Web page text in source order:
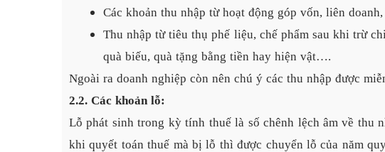
Các khoản thu nhập từ hoạt động góp vốn, liên
Thu nhập từ tiêu thụ phế liệu, chế phẩm sau khi trừ
quà biếu, quà tặng bằng tiền hay hiện vật….
Ngoài ra doanh nghiệp còn nên chú ý các thu nhập được
2.2. Các khoản lỗ:
Lỗ phát sinh trong kỳ tính thuế là số chênh lệch âm về thu
khi quyết toán thuế mà bị lỗ thì được chuyển lỗ của năm